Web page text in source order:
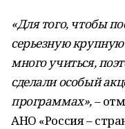
«Для того, чтобы
серьезную
много учиться,
сделали особый
программах»,–
АНО «Россия –